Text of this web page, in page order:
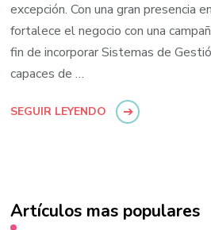
excepción. Con una gran presencia
fortalece el negocio con una
fin de incorporar Sistemas de
capaces de …
SEGUIR LEYENDO
Artículos mas populares